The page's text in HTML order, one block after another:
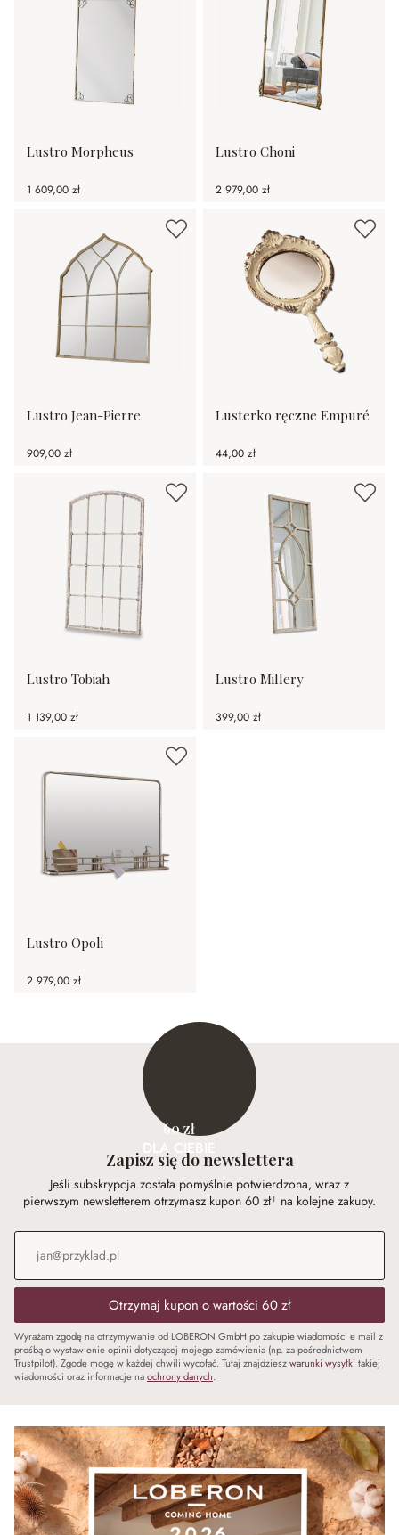
Lustro Morpheus
1 609,00 zł
Lustro Choni
2 979,00 zł
Lustro Jean-Pierre
909,00 zł
Lusterko ręczne Empuré
44,00 zł
Lustro Tobiah
1 139,00 zł
Lustro Millery
399,00 zł
Lustro Opoli
2 979,00 zł
60 zł
DLA CIEBIE
Zapisz się do newslettera
Jeśli subskrypcja została pomyślnie potwierdzona, wraz z
pierwszym newsletterem otrzymasz kupon 60 zł¹ na kolejne zakupy.
Adres e-mail
Otrzymaj kupon o wartości 60 zł
Wyrażam zgodę na otrzymywanie od LOBERON GmbH po zakupie wiadomości e mail z
prośbą o wystawienie opinii dotyczącej mojego zamówienia (np. za pośrednictwem
Trustpilot). Zgodę mogę w każdej chwili wycofać. Tutaj znajdzieszwarunki wysyłki takiej
wiadomości oraz informacje naochrony danych.